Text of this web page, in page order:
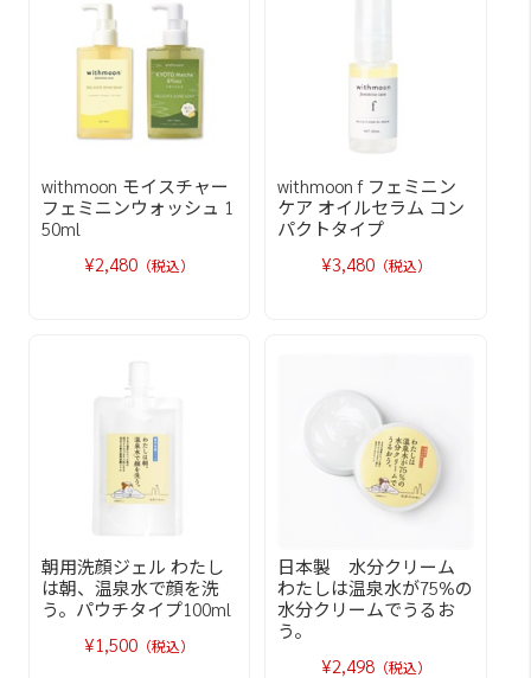
withmoon モイスチャー
フェミニンウォッシュ 1
50ml
¥2,480 （税込）
withmoon f フェミニン
ケア オイルセラム コン
パクトタイプ
¥3,480（税込）
朝用洗顔ジェル わたし
は朝、温泉水で顔を洗
う。パウチタイプ100ml
¥1,500 （税込）
日本製 水分クリーム
わたしは温泉水が75%の
水分クリームでうるお
う。
¥2,498（税込）